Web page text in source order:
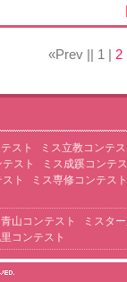
«Prev || 1 2
スト
ミス立教コンテ
スト
ミス成蹊コンテ
ト
ミス専修コンテスト
山コンテスト
ミスタ
コンテスト